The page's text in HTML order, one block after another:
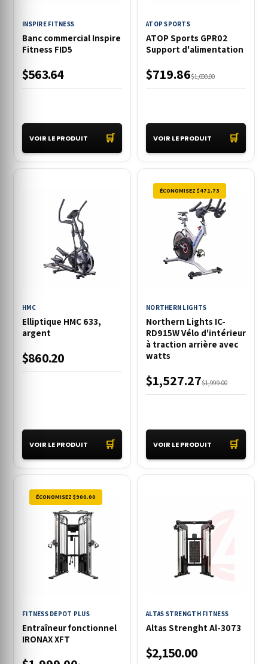
INSPIRE FITNESS
Banc commercial Inspire
Fitness FID5
$563.64
VOIR LE PRODUIT 🛒
ATOP SPORTS
ATOP Sports GPR02
Support d'alimentation
$1,000.00
$719.86
VOIR LE PRODUIT 🛒
HMC
Elliptique HMC 633,
argent
$860.20
VOIR LE PRODUIT 🛒
ÉCONOMISEZ $471.73
NORTHERN LIGHTS
Northern Lights IC-
RD915W Vélo d'intérieur
à traction arrière avec
watts
$1,999.00
$1,527.27
VOIR LE PRODUIT 🛒
ÉCONOMISEZ $900.00
FITNESS DEPOT PLUS
Entraîneur fonctionnel
IRONAX XFT
ALTAS STRENGTH FITNESS
Altas Strenght Al-3073
$2,150.00